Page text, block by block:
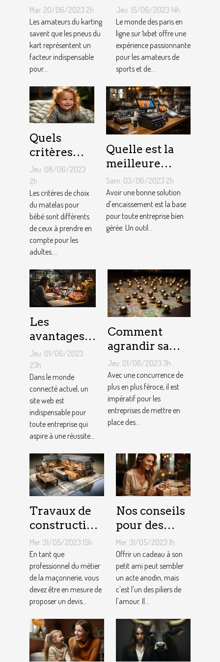
un meilleur
ajustement
de la
pression des
pneus de
Kart ?
Mar. 20/06/2023 2h
Les amateurs du karting
savent que les pneus du
kart représentent un
facteur indispensable
pour...
pour gagner
au jeu
1XBET ?
Jeu. 15/06/2023 14h
Le monde des paris en
ligne sur 1xbet offre une
expérience passionnante
pour les amateurs de
sports et de...
Quels
critères
pour
choisir un
matelas de
bébé ?
Jeu. 08/06/2023
2h
Les critères de choix
du matelas pour
bébé sont différents
de ceux à prendre en
compte pour les
adultes....
Quelle est la
meilleure
solution
d'encaissement
pour votre
entreprise ?
Sam. 03/06/2023 2h
Avoir une bonne solution
d'encaissement est la base
pour toute entreprise bien
gérée. Un outil...
Les
avantages
de faire
appel à un
spécialiste
de
conception
de site web
Jeu. 01/06/2023
23h
Dans le monde
connecté actuel, un
site web est
indispensable pour
toute entreprise qui
aspire à une réussite...
Comment
agrandir sa
notoriété
locale et
fidéliser sa
clientèle grâce
aux outils du
référencement
Jeu. 01/06/2023 3h
Avec une concurrence de
plus en plus féroce, il est
impératif pour les
entreprises de mettre en
place des...
Travaux de
construction
d’une maison
: Comment
établir le
devis avec un
artisan
maçon ?
Mer. 31/05/2023 15h
En tant que
professionnel du métier
de la maçonnerie, vous
devez être en mesure de
proposer un devis...
Nos conseils
pour des
cadeaux
idéaux et
originaux
pour votre
petit ami
Mer. 31/05/2023 1h
Offrir un cadeau à son
petit ami peut sembler
un acte anodin, mais
c'est l'un des piliers de
l'amour. Il...